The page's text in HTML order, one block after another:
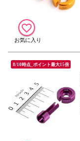
8/10時点_ポイント最大15倍